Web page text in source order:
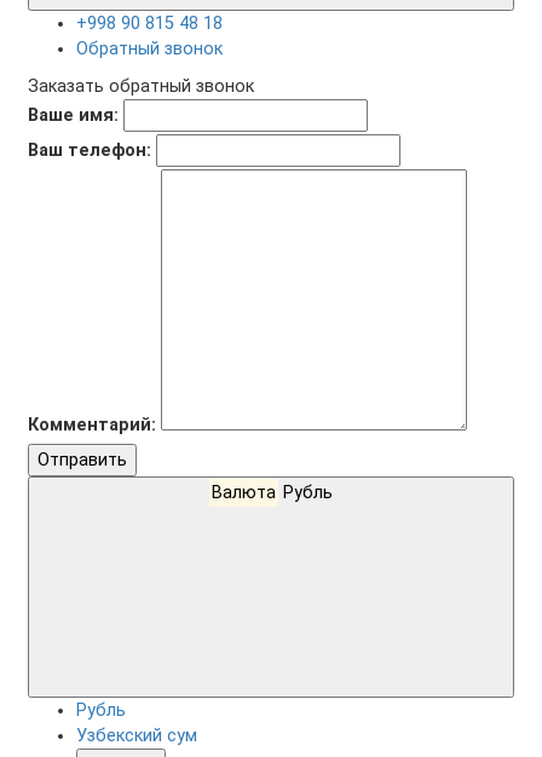
+998 90 815 48 18
Обратный звонок
Заказать обратный звонок
Ваше имя:
Ваш телефон:
Комментарий:
Отправить
Валюта Рубль
Рубль
Узбекский сум